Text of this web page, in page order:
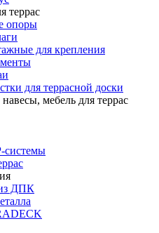
террас
опоры
для крепления
для террасной доски
мебель для террас
системы
ДПК